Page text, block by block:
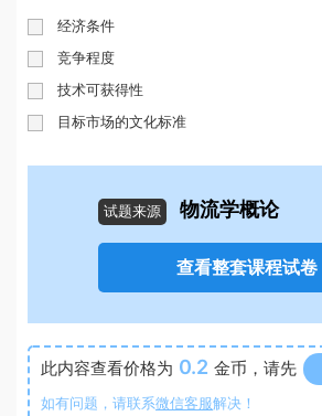
经济条件
竞争程度
技术可获得性
目标市场的文化标准
试题来源 物流学概论
查看整套课程试卷
此内容查看价格为 0.2 金币，请先
如有问题，请联系微信客服解决！